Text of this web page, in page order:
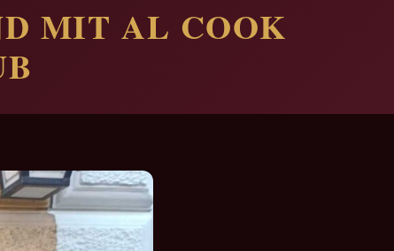
MIT AL COOK